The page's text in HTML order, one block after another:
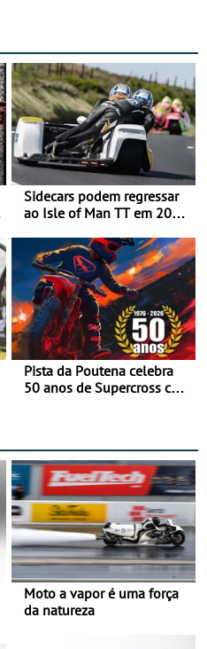
Sidecars podem regressar
ao Isle of Man TT em 2027
Pista da Poutena celebra
50 anos de Supercross com
Moto a vapor é uma força
da natureza